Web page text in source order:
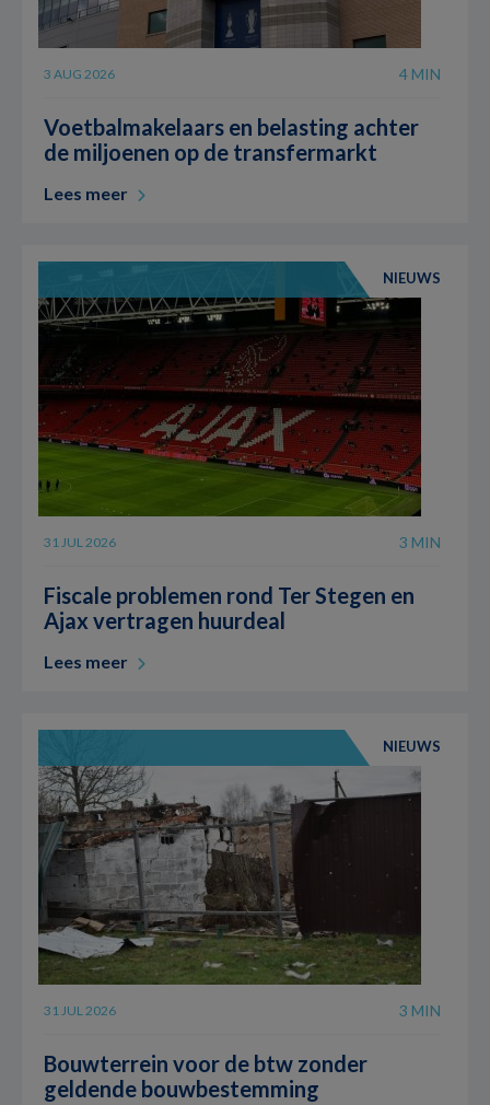
3 AUG 2026 4 MIN
Voetbalmakelaars en belasting achter
de miljoenen op de transfermarkt
Lees meer
NIEUWS
31 JUL 2026 3 MIN
Fiscale problemen rond Ter Stegen en
Ajax vertragen huurdeal
Lees meer
NIEUWS
31 JUL 2026 3 MIN
Bouwterrein voor de btw zonder
geldende bouwbestemming